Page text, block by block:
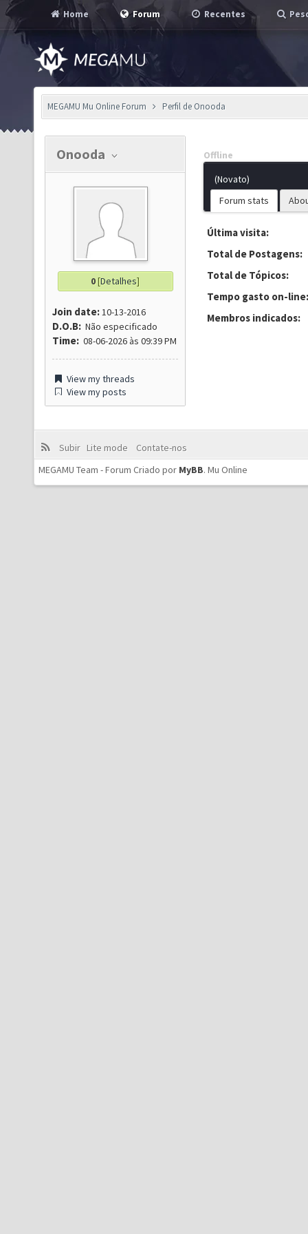
Home Forum Recentes
MEGAMU Mu Online Forum Perfil de Onooda
Onooda
0[Detalhes]
Join date:10-13-2016
D.O.B: Não especificado
Time: 08-06-2026 às 09:39 PM
View my threads
View my posts
Offline
(Novato)
Forum stats
Última visita:
Total de Postagens:
Total de Tópicos:
Tempo gasto on-line:
Membros indicados:
Subir Lite mode
Contate-nos
MEGAMU Team - Forum Criado por MyBB. Mu Online